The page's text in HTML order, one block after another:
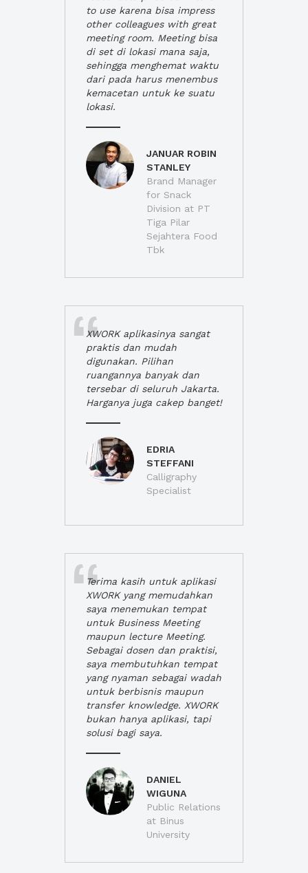
to use karena bisa impress
other colleagues with great
meeting room. Meeting bisa
di set di lokasi mana saja,
sehingga menghemat waktu
dari pada harus menembus
kemacetan untuk ke suatu
lokasi.
JANUAR ROBIN
STANLEY
Brand Manager
for Snack
Division at PT
Tiga Pilar
Sejahtera Food
Tbk
XWORK aplikasinya sangat
praktis dan mudah
digunakan. Pilihan
ruangannya banyak dan
tersebar di seluruh Jakarta.
Harganya juga cakep banget!
EDRIA
STEFFANI
Calligraphy
Specialist
Terima kasih untuk aplikasi
XWORK yang memudahkan
saya menemukan tempat
untuk Business Meeting
maupun lecture Meeting.
Sebagai dosen dan praktisi,
saya membutuhkan tempat
yang nyaman sebagai wadah
untuk berbisnis maupun
transfer knowledge. XWORK
bukan hanya aplikasi, tapi
solusi bagi saya.
DANIEL
WIGUNA
Public Relations
at Binus
University